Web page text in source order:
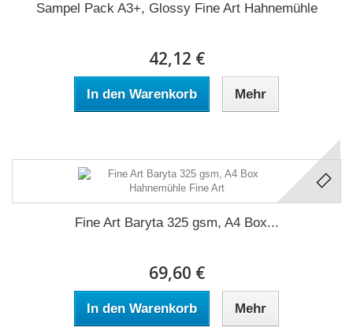
Sampel Pack A3+, Glossy Fine Art Hahnemühle
42,12 €
In den Warenkorb Mehr
Fine Art Baryta 325 gsm, A4 Box...
69,60 €
In den Warenkorb Mehr